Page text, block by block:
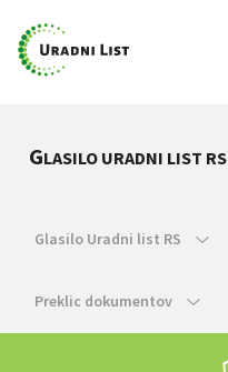
GLASILO URADNI LIST RS
Glasilo Uradni list RS
Preklic dokumentov